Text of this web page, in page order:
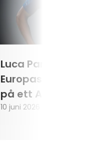
Luca Parmitano blir
Europas första
på ett
10 juni 2026